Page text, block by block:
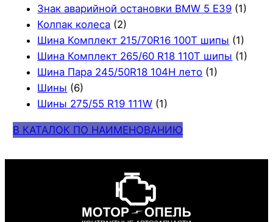
Знак аварийной остановки BMW 5 E39 (1)
Колпак колеса (2)
Шина Комплект 215/70R16 100T шипы (1)
Шина Комплект 265/60 R18 110T шипы (1)
Шина Пара 245/50R18 104H лето (1)
Шины (6)
Шины 275/55 R19 111W (1)
В КАТАЛОК ПО НАИМЕНОВАНИЮ